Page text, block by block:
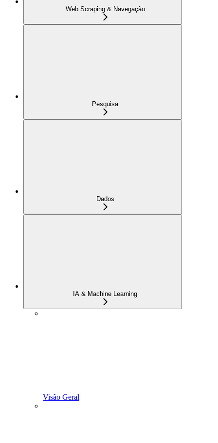
Web Scraping & Navegação
Pesquisa
Dados
IA & Machine Learning
Visão Geral